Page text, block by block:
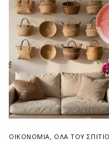
ΟΙΚΟΝΟΜΙΑ, ΌΛΑ ΤΟΥ